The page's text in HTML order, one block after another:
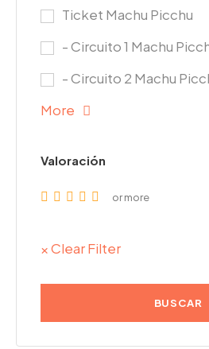
Ticket Machu Picchu
- Circuito 1 Machu
- Circuito 2 Machu
More
Valoración
or more
× Clear Filter